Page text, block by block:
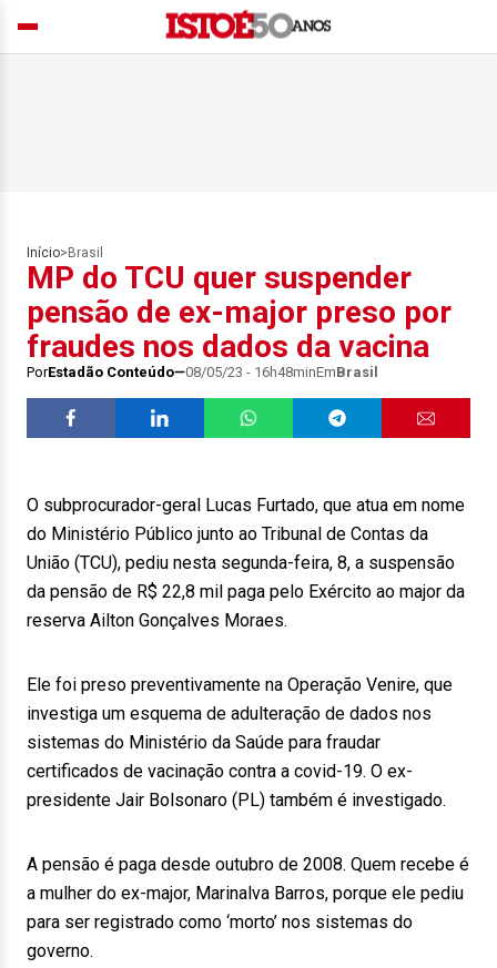
Início> Brasil
MP do TCU quer suspender
pensão de ex-major preso por
fraudes nos dados da vacina
PorEstadão Conteúdo 08/05/23 - 16h48minEmBrasil
O subprocurador-geral Lucas Furtado, que atua em nome
do Ministério Público junto ao Tribunal de Contas da
União (TCU), pediu nesta segunda-feira, 8, a suspensão
da pensão de R$ 22,8 mil paga pelo Exército ao major da
reserva Ailton Gonçalves Moraes.
Ele foi preso preventivamente na Operação Venire, que
investiga um esquema de adulteração de dados nos
sistemas do Ministério da Saúde para fraudar
certificados de vacinação contra a covid-19. O ex-
presidente Jair Bolsonaro (PL) também é investigado.
A pensão é paga desde outubro de 2008. Quem recebe é
a mulher do ex-major, Marinalva Barros, porque ele pediu
para ser registrado como ‘morto’ nos sistemas do
governo.